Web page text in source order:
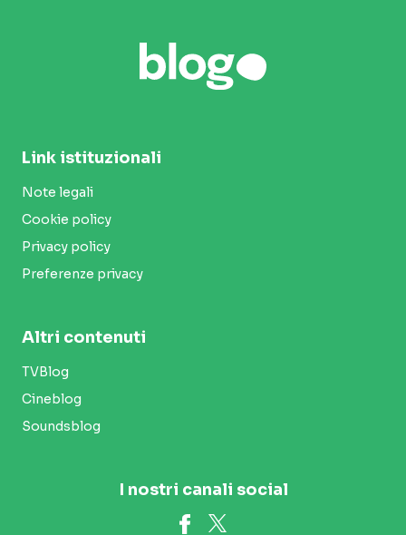
Link istituzionali
Note legali
Cookie policy
Privacy policy
Preferenze privacy
Altri contenuti
TVBlog
Cineblog
Soundsblog
I nostri canali social